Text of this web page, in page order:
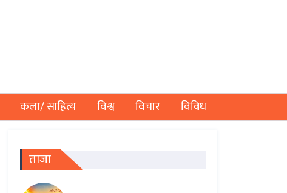
कला/ साहित्य विश्व विचार विविध
ताजा